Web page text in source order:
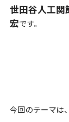
世田谷人工関
宏です。
今回のテーマは、